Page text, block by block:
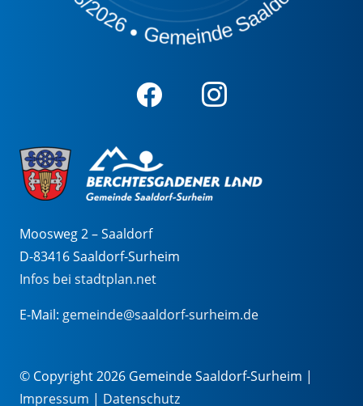
Moosweg 2 – Saaldorf
D-83416 Saaldorf-Surheim
Infos bei stadtplan.net
E-Mail: gemeinde@saaldorf-surheim.de
© Copyright 2026 Gemeinde Saaldorf-Surheim |
Impressum | Datenschutz